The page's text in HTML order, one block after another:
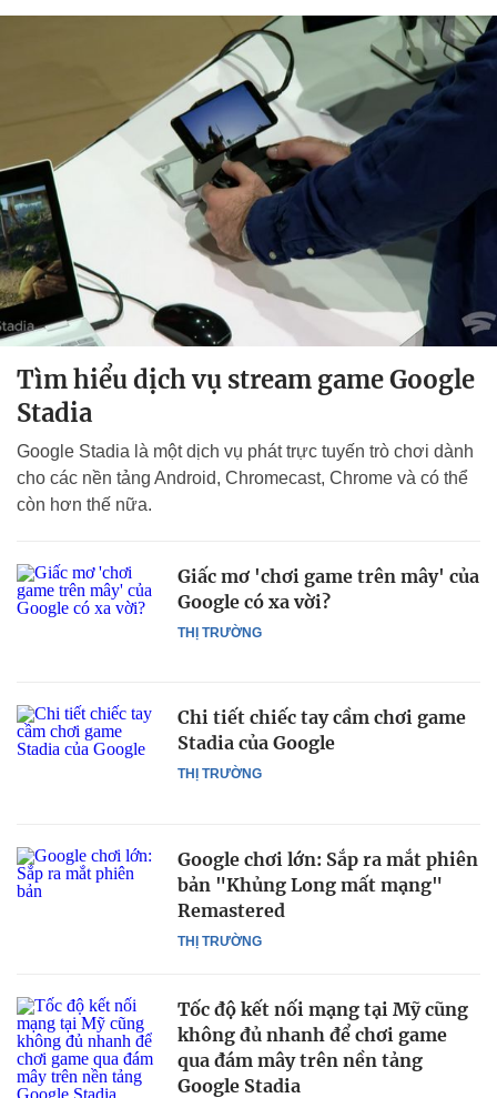
Tìm hiểu dịch vụ stream game Google
Stadia
Google Stadia là một dịch vụ phát trực tuyến trò chơi dành
cho các nền tảng Android, Chromecast, Chrome và có thể
còn hơn thế nữa.
THỊ TRƯỜNG
Giấc mơ 'chơi game trên mây' của
Google có xa vời?
THỊ TRƯỜNG
Chi tiết chiếc tay cầm chơi game
Stadia của Google
THỊ TRƯỜNG
Google chơi lớn: Sắp ra mắt phiên
bản "Khủng Long mất mạng"
Remastered
Tốc độ kết nối mạng tại Mỹ cũng
không đủ nhanh để chơi game
qua đám mây trên nền tảng
Google Stadia